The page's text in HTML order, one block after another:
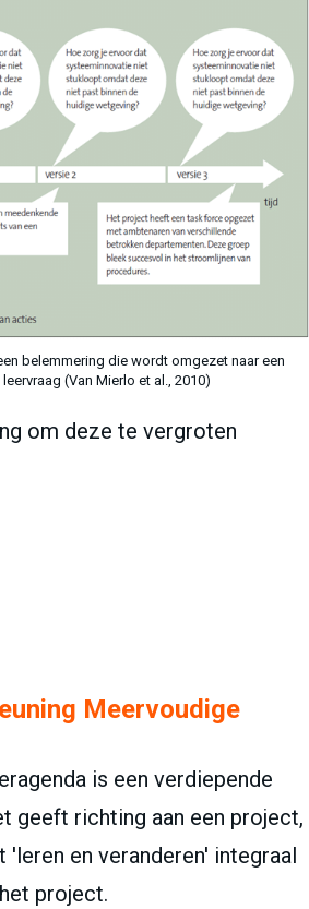
belemmering die wordt omgezet naar een
(Van Mierlo et al., 2010)
om deze te vergroten
Meervoudige
is een verdiepende
geeft richting aan een project,
en veranderen' integraal
project.